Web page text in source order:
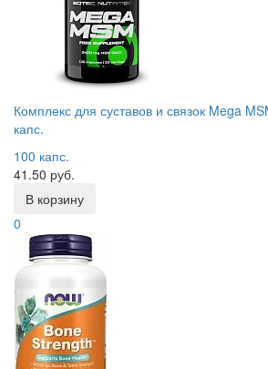
Комплекс для суставов и связок Mega
капс.
100 капс.
41.50 руб.
В корзину
0